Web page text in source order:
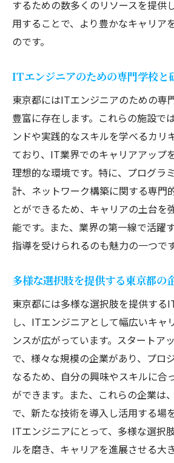
するための数多くのリソースを提供
用することで、より豊かなキャリア
のです。
ITエンジニアのための専門学校と
東京都にはITエンジニアのための専
豊富に存在します。これらの施設で
ンドや実践的なスキルを学べるカリ
ており、IT業界でのキャリアアップ
理想的な環境です。特に、プログラ
計、ネットワーク構築に関する専門
とができるため、キャリアの土台を
能です。また、業界の第一線で活躍
指導を受けられるのも魅力の一つです
多様な選択肢を提供する東京都の
東京都には多様な選択肢を提供する
し、ITエンジニアとして幅広いキャ
ンスが広がっています。スタートア
で、様々な規模の企業があり、プロ
なるため、自分の興味やスキルに合
ができます。また、これらの企業は
で、新たな技術を導入し活用する場
ITエンジニアにとって、多様な選択
ルを磨き、キャリアを進展させる大